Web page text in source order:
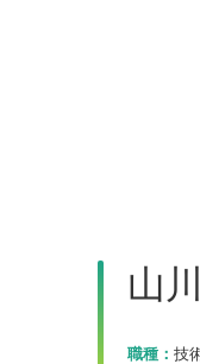
山
職種：技